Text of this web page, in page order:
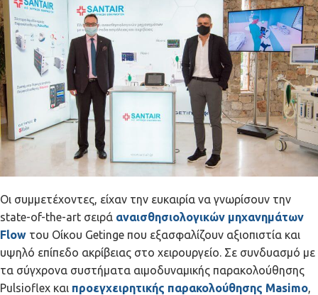
Oι συμμετέχοντες, είχαν την ευκαιρία να γνωρίσουν την
state-of-the-art σειρά αναισθησιολογικών μηχανημάτων
Flow του Οίκου Getinge που εξασφαλίζουν αξιοπιστία και
υψηλό επίπεδο ακρίβειας στο χειρουργείο. Σε συνδυασμό με
τα σύγχρονα συστήματα αιμοδυναμικής παρακολούθησης
Pulsioflex και προεγχειρητικής παρακολούθησης Masimo,